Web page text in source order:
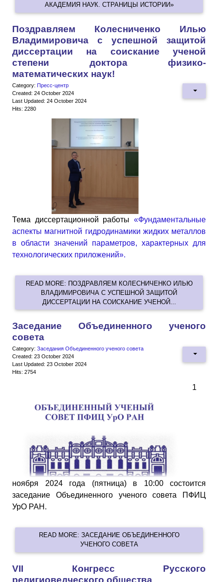
АКАДЕМИЯ НАУК. СТРАНИЦЫ ИСТОРИИ»
Поздравляем Колесниченко Илью
Владимировича с успешной защитой
диссертации на соискание ученой
степени доктора физико-
математических наук!
Category: Пресс-центр
Created: 24 October 2024
Last Updated: 24 October 2024
Hits: 2280
Тема диссертационной работы «Фундаментальные
аспекты магнитной гидродинамики жидких металлов
в области значений параметров, характерных для
технологических приложений».
READ MORE: ПОЗДРАВЛЯЕМ КОЛЕСНИЧЕНКО ИЛЬЮ
ВЛАДИМИРОВИЧА С УСПЕШНОЙ ЗАЩИТОЙ
ДИССЕРТАЦИИ НА СОИСКАНИЕ УЧЕНОЙ...
Заседание Объединенного ученого
совета
Category: Заседания Объединенного ученого совета
Created: 23 October 2024
Last Updated: 23 October 2024
Hits: 2754
1
ноября 2024 года (пятница) в 10:00 состоится
заседание Объединенного ученого совета ПФИЦ
УрО РАН.
READ MORE: ЗАСЕДАНИЕ ОБЪЕДИНЕННОГО
УЧЕНОГО СОВЕТА
VII Конгресс Русского
религиоведческого общества